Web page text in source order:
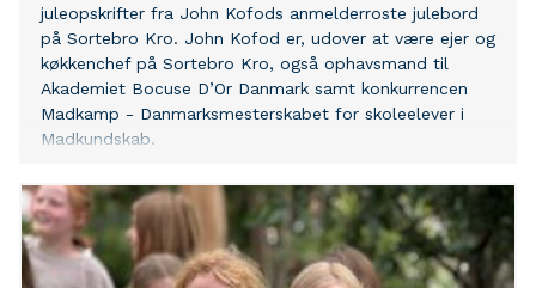
juleopskrifter fra John Kofods anmelderroste julebord
på Sortebro Kro. John Kofod er, udover at være ejer og
køkkenchef på Sortebro Kro, også ophavsmand til
Akademiet Bocuse D’Or Danmark samt konkurrencen
Madkamp - Danmarksmesterskabet for skoleelever i
Madkundskab.